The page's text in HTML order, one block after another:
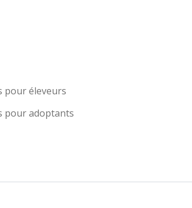
pour éleveurs
pour adoptants